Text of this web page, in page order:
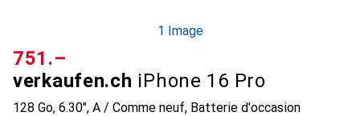
1 Image
verkaufen.ch iPhone 16 Pro
128 Go, 6.30", A / Comme neuf, Batterie d'occasion
CHF
751.–